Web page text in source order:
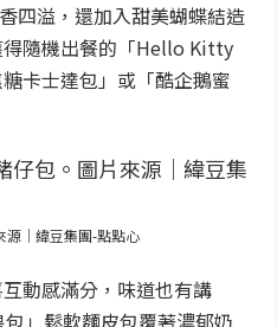
四溢，還加入甜美蝴蝶結造
隨機出餐的「Hello Kitty
卡士達包」或「酷企鵝蜜
｜緯豆集團-點點心
動感滿分，味道也有講
」鬆軟麵皮包覆著濃郁奶